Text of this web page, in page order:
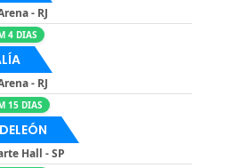
- RJ
4 DIAS
- RJ
15 DIAS
Hall - SP